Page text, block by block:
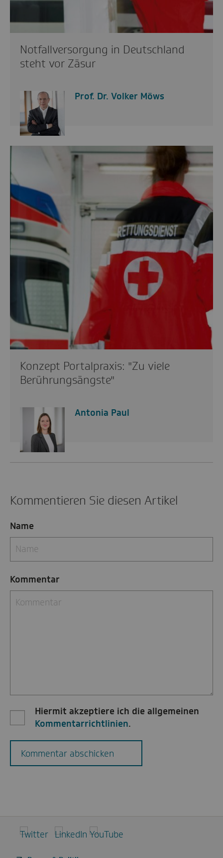
Notfallversorgung in Deutschland
steht vor Zäsur
Prof. Dr. Volker Möws
Konzept Portalpraxis: "Zu viele
Berührungsängste"
Antonia Paul
Kommentieren Sie diesen Artikel
Name
Kommentar
Hiermit akzeptiere ich die allgemeinen
Kommentarrichtlinien.
Kommentar abschicken
Twitter LinkedIn